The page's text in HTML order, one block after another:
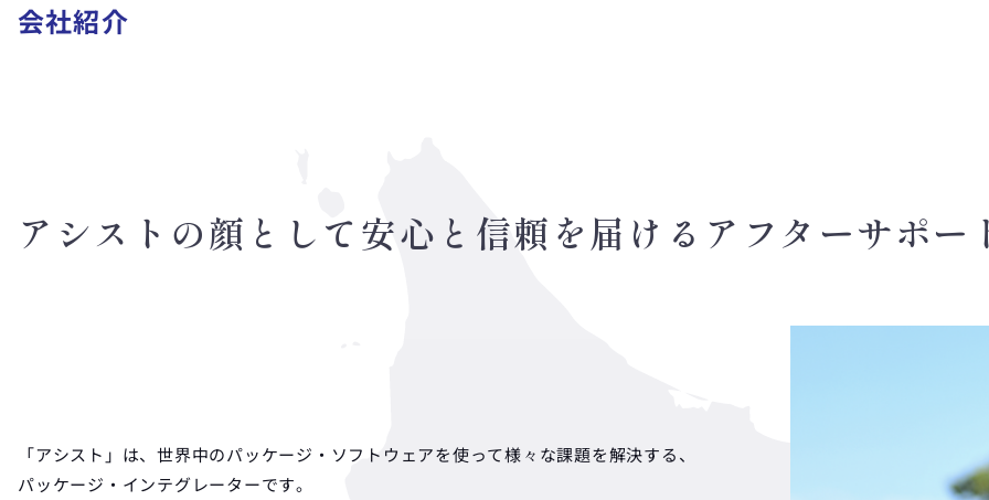
会社紹介
アシストの顔として安心と信頼を届けるアフターサポー
「アシスト」は、世界中のパッケージ・ソフトウェアを使って様々な課題を解決する、
パッケージ・インテグレーターです。